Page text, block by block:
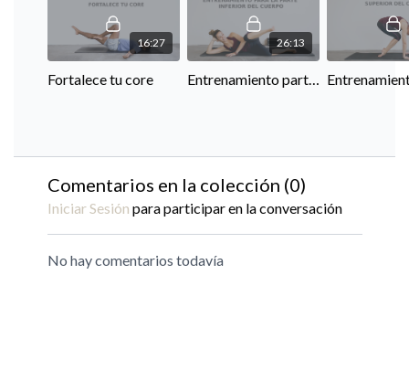
16:27
Fortalece tu core
26:13
Entrenamiento parte inferior
Comentarios en la colección (0)
Iniciar Sesión para participar en la conversación
No hay comentarios todavía